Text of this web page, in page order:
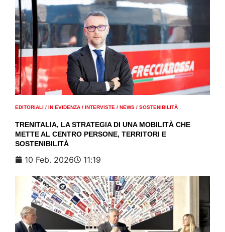
EDITORIALI / IN EVIDENZA / INTERVISTE / NEWS / SOSTENIBILITÀ
TRENITALIA, LA STRATEGIA DI UNA MOBILITÀ CHE
METTE AL CENTRO PERSONE, TERRITORI E
SOSTENIBILITÀ
10 Feb. 2026 11:19